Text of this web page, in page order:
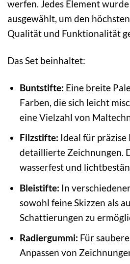
werfen. Jedes Element
ausgewählt, um den
Qualität und Funktionalität
Das Set beinhaltet:
Buntstifte: Eine breite
Farben, die sich leicht
eine Vielzahl von
Filzstifte: Ideal für präzise
detaillierte Zeichnungen.
wasserfest und
Bleistifte: In
sowohl feine Skizzen als
Schattierungen zu
Radiergummi: Für
Anpassen von